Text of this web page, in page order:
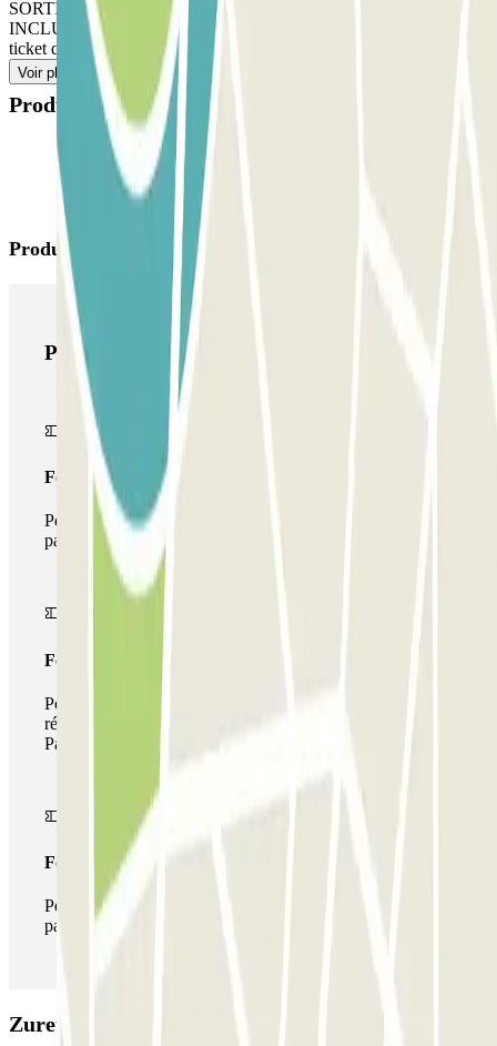
SORTIR : Suivez les instructions du personnel. SI VOTRE PASS
INCLUT DES ENTRÉES ET SORTIES ILLIMITÉES : Utilisez le
ticket qui vous a été remis à votre arrivée.
Voir plus
Produits disponibles
Produits Parclick
Produits Parclick
Forfait Simple
Pendant votre séjour, vous ne pourrez entrer et sortir du
parking qu'une seule fois
Forfait de stationnement multiple
Pendant votre séjour, vous pouvez utiliser l'ensemble du
réseau de parkings de cet opérateur disponible sur
Parclick.
Forfait illimité
Pendant votre séjour, vous pouvez entrer et sortir du
parking aussi souvent que vous le souhaitez.
Zuretti Parking Srl: Avis